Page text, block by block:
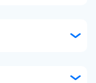
внимание
врача-
себя
является